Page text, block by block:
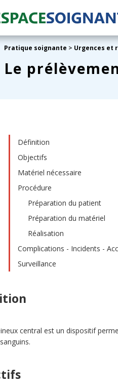
Pratique soignante > Urgences et
Le
Définition
Objectifs
Matériel nécessaire
Procédure
Préparation du patient
Préparation du matériel
Réalisation
Complications - Incidents -
Surveillance
central est un dispositif